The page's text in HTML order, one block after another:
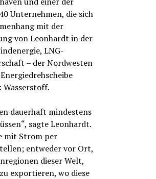
Unternehmen, die sich
mit der
von Leonhardt in der
LNG-
– der Nordwesten
Wasserstoff.
dauerhaft mindestens
sagte Leonhardt.
mit Strom per
entweder vor Ort,
dieser Welt,
exportieren, wo diese